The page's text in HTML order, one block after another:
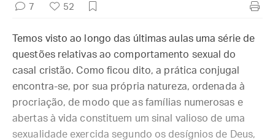
7 52
Temos visto ao longo das últimas aulas uma série de
questões relativas ao comportamento sexual do
casal cristão. Como ficou dito, a prática conjugal
encontra-se, por sua própria natureza, ordenada à
procriação, de modo que as famílias numerosas e
abertas à vida constituem um sinal valioso de uma
sexualidade exercida segundo os desígnios de Deus,